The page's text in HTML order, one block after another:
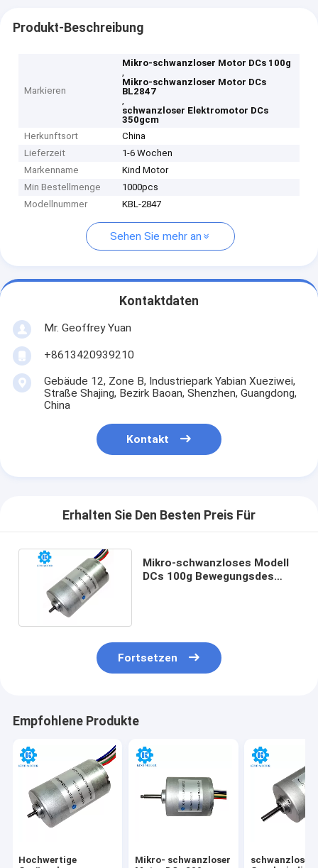
Produkt-Beschreibung
Markieren
Mikro-schwanzloser Motor DCs 100g
,
Mikro-schwanzloser Motor DCs
BL2847
,
schwanzloser Elektromotor DCs
350gcm
Herkunftsort
China
Lieferzeit
1-6 Wochen
Markenname
Kind Motor
Min Bestellmenge
1000pcs
Modellnummer
KBL-2847
Sehen Sie mehr an
Kontaktdaten
Mr. Geoffrey Yuan
+8613420939210
Gebäude 12, Zone B, Industriepark Yabian Xueziwei,
Straße Shajing, Bezirk Baoan, Shenzhen, Guangdong,
China
Kontakt
Erhalten Sie Den Besten Preis Für
Mikro-schwanzloses Modell
DCs 100g Bewegungsdes
Fortsetzen
Empfohlene Produkte
Hochwertige
Mikro- schwanzloser
schwanzloses